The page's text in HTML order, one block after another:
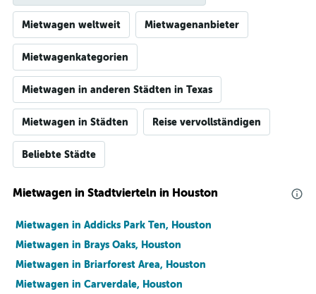
Mietwagen weltweit Mietwagenanbieter
Mietwagenkategorien
Mietwagen in anderen Städten in Texas
Mietwagen in Städten Reise vervollständigen
Beliebte Städte
Mietwagen in Stadtvierteln in Houston
Mietwagen in Addicks Park Ten, Houston
Mietwagen in Brays Oaks, Houston
Mietwagen in Briarforest Area, Houston
Mietwagen in Carverdale, Houston